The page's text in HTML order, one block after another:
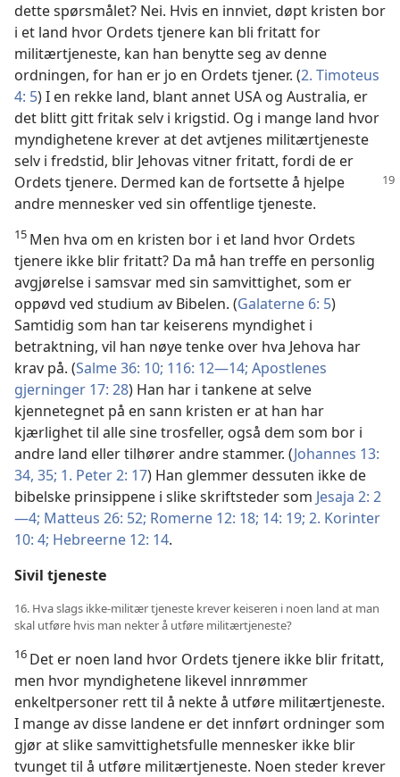
dette spørsmålet? Nei. Hvis en innviet, døpt kristen bor
i et land hvor Ordets tjenere kan bli fritatt for
militærtjeneste, kan han benytte seg av denne
ordningen, for han er jo en Ordets tjener. (2. Timoteus
4: 5) I en rekke land, blant annet USA og Australia, er
det blitt gitt fritak selv i krigstid. Og i mange land hvor
myndighetene krever at det avtjenes militærtjeneste
selv i fredstid, blir Jehovas vitner fritatt, fordi de er
Ordets tjenere. Dermed kan de fortsette å hjelpe
andre mennesker ved sin offentlige tjeneste.
15 Men hva om en kristen bor i et land hvor Ordets
tjenere ikke blir fritatt? Da må han treffe en personlig
avgjørelse i samsvar med sin samvittighet, som er
oppøvd ved studium av Bibelen. (Galaterne 6: 5)
Samtidig som han tar keiserens myndighet i
betraktning, vil han nøye tenke over hva Jehova har
krav på. (Salme 36: 10; 116: 12—14; Apostlenes
gjerninger 17: 28) Han har i tankene at selve
kjennetegnet på en sann kristen er at han har
kjærlighet til alle sine trosfeller, også dem som bor i
andre land eller tilhører andre stammer. (Johannes 13:
34, 35; 1. Peter 2: 17) Han glemmer dessuten ikke de
bibelske prinsippene i slike skriftsteder som Jesaja 2: 2
—4; Matteus 26: 52; Romerne 12: 18; 14: 19; 2. Korinter
10: 4; Hebreerne 12: 14.
Sivil tjeneste
16. Hva slags ikke-militær tjeneste krever keiseren i noen land at man
skal utføre hvis man nekter å utføre militærtjeneste?
16 Det er noen land hvor Ordets tjenere ikke blir fritatt,
men hvor myndighetene likevel innrømmer
enkeltpersoner rett til å nekte å utføre militærtjeneste.
I mange av disse landene er det innført ordninger som
gjør at slike samvittighetsfulle mennesker ikke blir
tvunget til å utføre militærtjeneste. Noen steder krever